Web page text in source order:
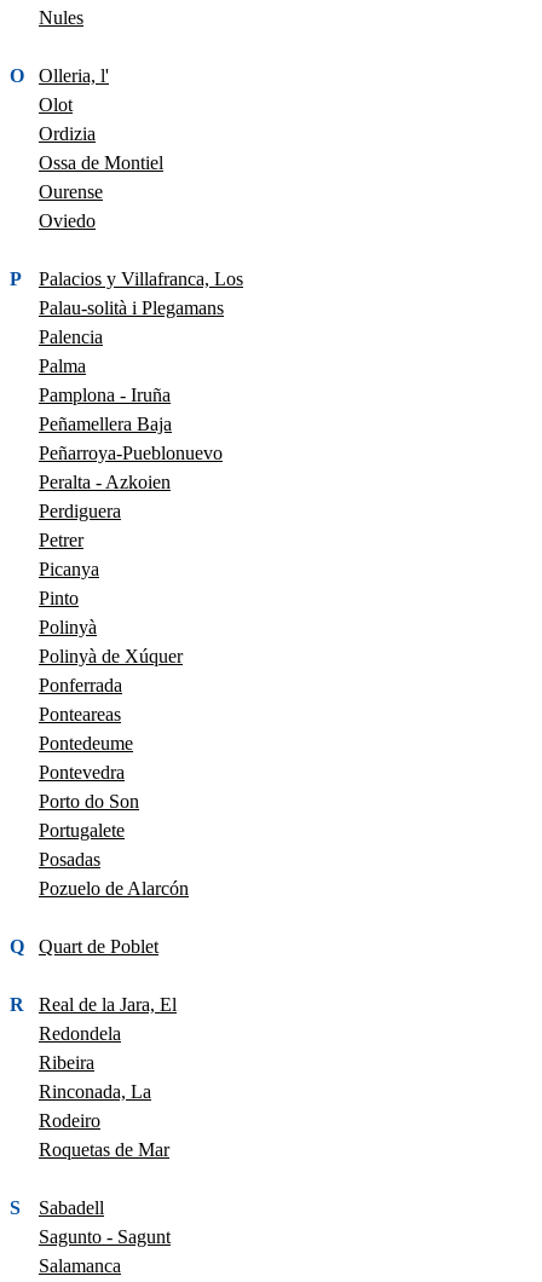
Nules
O
Olleria, l'
Olot
Ordizia
Ossa de Montiel
Ourense
Oviedo
P
Palacios y Villafranca, Los
Palau-solità i Plegamans
Palencia
Palma
Pamplona - Iruña
Peñamellera Baja
Peñarroya-Pueblonuevo
Peralta - Azkoien
Perdiguera
Petrer
Picanya
Pinto
Polinyà
Polinyà de Xúquer
Ponferrada
Ponteareas
Pontedeume
Pontevedra
Porto do Son
Portugalete
Posadas
Pozuelo de Alarcón
Q Quart de Poblet
R
Real de la Jara, El
Redondela
Ribeira
Rinconada, La
Rodeiro
Roquetas de Mar
S
Sabadell
Sagunto - Sagunt
Salamanca